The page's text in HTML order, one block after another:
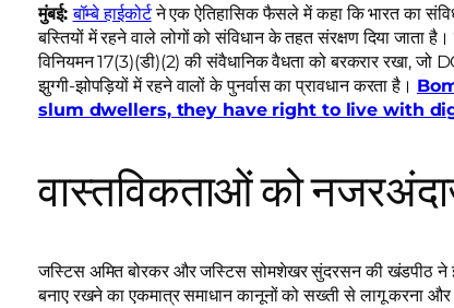
मुंबई:बॉम्बे हाईकोर्टने एक ऐतिहासिक फैसले में कहा कि भारत का
बस्तियों में रहने वाले लोगों को संविधान के तहत संरक्षण दिया जाता
विनियमन 17(3)(डी)(2) की संवैधानिक वैधता को बरकरार रखा,
झुग्गी-झोपड़ियों में रहने वालों के पुनर्वास का प्रावधान करता है।
slum dwellers, they have right to live with
वास्तविकताओं को
जस्टिस अमित बोरकर और ज‌स्टिस सोमशेखर सुंदरसन की खंडपीठ ने
बनाए रखने का एकमात्र समाधान कानूनों को सख्ती से लागू करना